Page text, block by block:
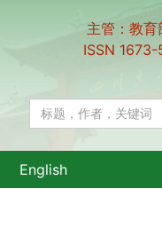
主管：教
ISSN
English